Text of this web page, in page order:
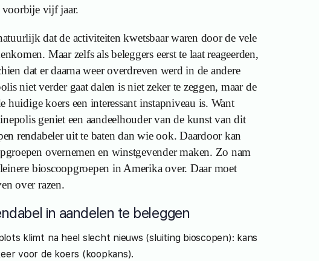
vijf jaar.
dat de activiteiten kwetsbaar waren door de vele
Maar zelfs als beleggers eerst te laat reageerden,
dat er daarna weer overdreven werd in de andere
niet verder gaat dalen is niet zeker te zeggen, maar de
huidige koers een interessant instapniveau is. Want
geniet een aandeelhouder van de kunst van dit
rendabeler uit te baten dan wie ook. Daardoor kan
overnemen en winstgevender maken. Zo nam
bioscoopgroepen in Amerika over. Daar moet
over razen.
in aandelen te beleggen
klimt na heel slecht nieuws (sluiting bioscopen): kans
voor de koers (koopkans).